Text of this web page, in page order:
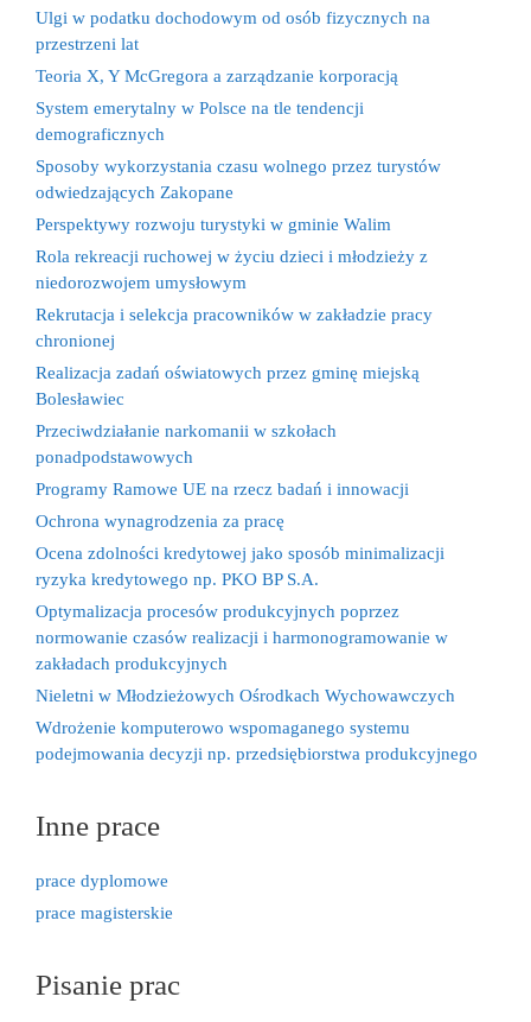
Ulgi w podatku dochodowym od osób fizycznych na
przestrzeni lat
Teoria X, Y McGregora a zarządzanie korporacją
System emerytalny w Polsce na tle tendencji
demograficznych
Sposoby wykorzystania czasu wolnego przez turystów
odwiedzających Zakopane
Perspektywy rozwoju turystyki w gminie Walim
Rola rekreacji ruchowej w życiu dzieci i młodzieży z
niedorozwojem umysłowym
Rekrutacja i selekcja pracowników w zakładzie pracy
chronionej
Realizacja zadań oświatowych przez gminę miejską
Bolesławiec
Przeciwdziałanie narkomanii w szkołach
ponadpodstawowych
Programy Ramowe UE na rzecz badań i innowacji
Ochrona wynagrodzenia za pracę
Ocena zdolności kredytowej jako sposób minimalizacji
ryzyka kredytowego np. PKO BP S.A.
Optymalizacja procesów produkcyjnych poprzez
normowanie czasów realizacji i harmonogramowanie w
zakładach produkcyjnych
Nieletni w Młodzieżowych Ośrodkach Wychowawczych
Wdrożenie komputerowo wspomaganego systemu
podejmowania decyzji np. przedsiębiorstwa produkcyjnego
Inne prace
prace dyplomowe
prace magisterskie
Pisanie prac